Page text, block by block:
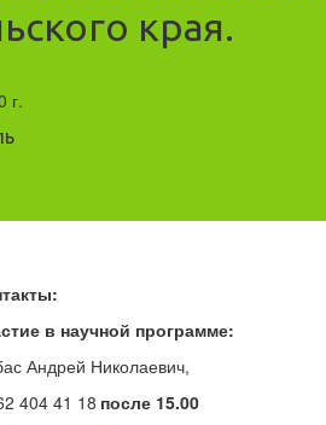
края.
г.
в научной программе:
Андрей Николаевич,
404 41 18 после 15.00